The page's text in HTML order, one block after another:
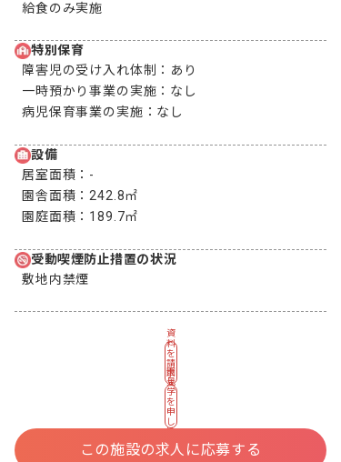
給食のみ実施
特別保育
障害児の受け入れ体制： あり
一時預かり事業の実施： なし
病児保育事業の実施： なし
設備
居室面積： -
園舎面積：242.8㎡
園庭面積： 189.7㎡
受動喫煙防止措置の状況
敷地内禁煙
資
料
を
請
求
す
る
園
見
学
を
申
し
む
この施設の求人に応募する